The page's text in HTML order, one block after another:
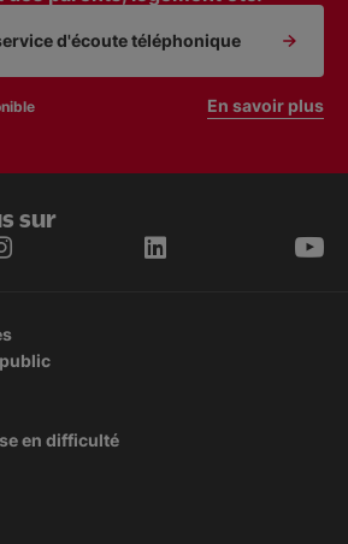
d'écoute téléphonique
En savoir plus
sur
en difficulté